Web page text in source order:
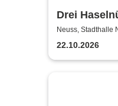
Drei
Neuss, Stadthalle
22.10.2026